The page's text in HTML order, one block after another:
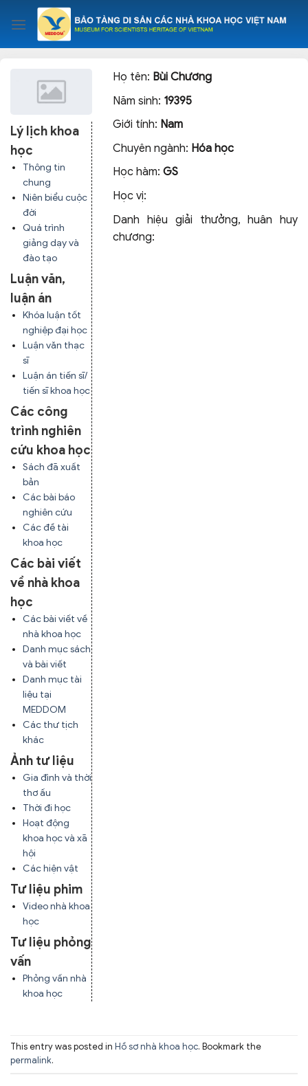
content
Lý lịch khoa
học
Thông tin
chung
Niên biểu cuộc
đời
Quá trình
giảng dạy và
đào tạo
Luận văn,
luận án
Khóa luận tốt
nghiệp đại học
Luận văn thạc
sĩ
Luận án tiến sĩ/
tiến sĩ khoa học
Các công
trình nghiên
cứu khoa học
Sách đã xuất
bản
Các bài báo
nghiên cứu
Các đề tài
khoa học
Các bài viết
về nhà khoa
học
Các bài viết về
nhà khoa học
Danh mục sách
và bài viết
Danh mục tài
liệu tại
MEDDOM
Các thư tịch
khác
Ảnh tư liệu
Gia đình và thời
thơ ấu
Thời đi học
Hoạt động
khoa học và xã
hội
Các hiện vật
Tư liệu phim
Video nhà khoa
học
Tư liệu phỏng
vấn
Phỏng vấn nhà
khoa học
Họ tên: Bùi Chương
Năm sinh: 19395
Giới tính: Nam
Chuyên ngành: Hóa học
Học hàm:GS
Học vị:
Danh hiệu giải thưởng, huân huy
chương:
This entry was posted in Hồ sơ nhà khoa học. Bookmark the
permalink.